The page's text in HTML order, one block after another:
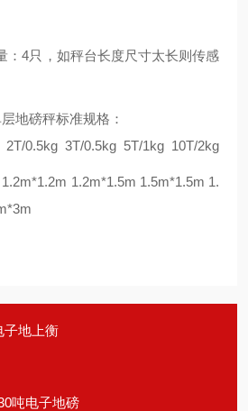
：4只，如秤台长度尺寸太长则传感
地磅秤标准规格：
2T/0.5kg 3T/0.5kg 5T/1kg 10T/2kg
1.2m*1.5m 1.5m*1.5m 1.
子地上衡
吨电子地磅